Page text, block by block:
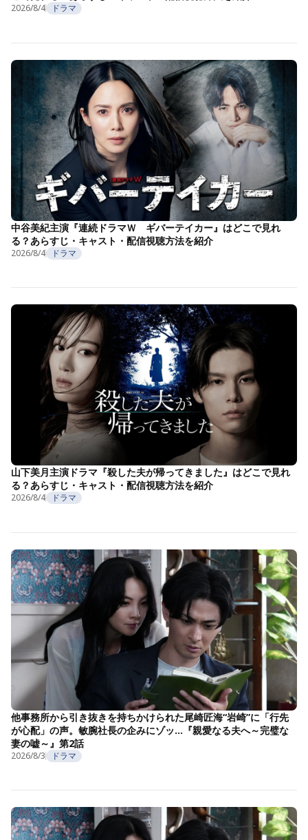
2026/8/4 ドラマ
中谷美紀主演『連続ドラマＷ ギバーテイカー』はどこで見れ
る？あらすじ・キャスト・配信視聴方法を紹介
2026/8/4 ドラマ
山下美月主演ドラマ『殺した夫が帰ってきました』はどこで見れ
る？あらすじ・キャスト・配信視聴方法を紹介
2026/8/4 ドラマ
他事務所から引き抜きを持ちかけられた尾崎匠海“岩崎”に「行先
が心配」の声。敏腕社長の企みにゾッ…『親愛なる夫へ～完璧な
妻の嘘～』第2話
2026/8/3 ドラマ